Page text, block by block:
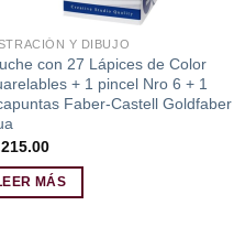
Y DIBUJO
con 27 Lápices de Color
+ 1 pincel Nro 6 + 1
Faber-Castell Goldfaber
215.00
MÁS